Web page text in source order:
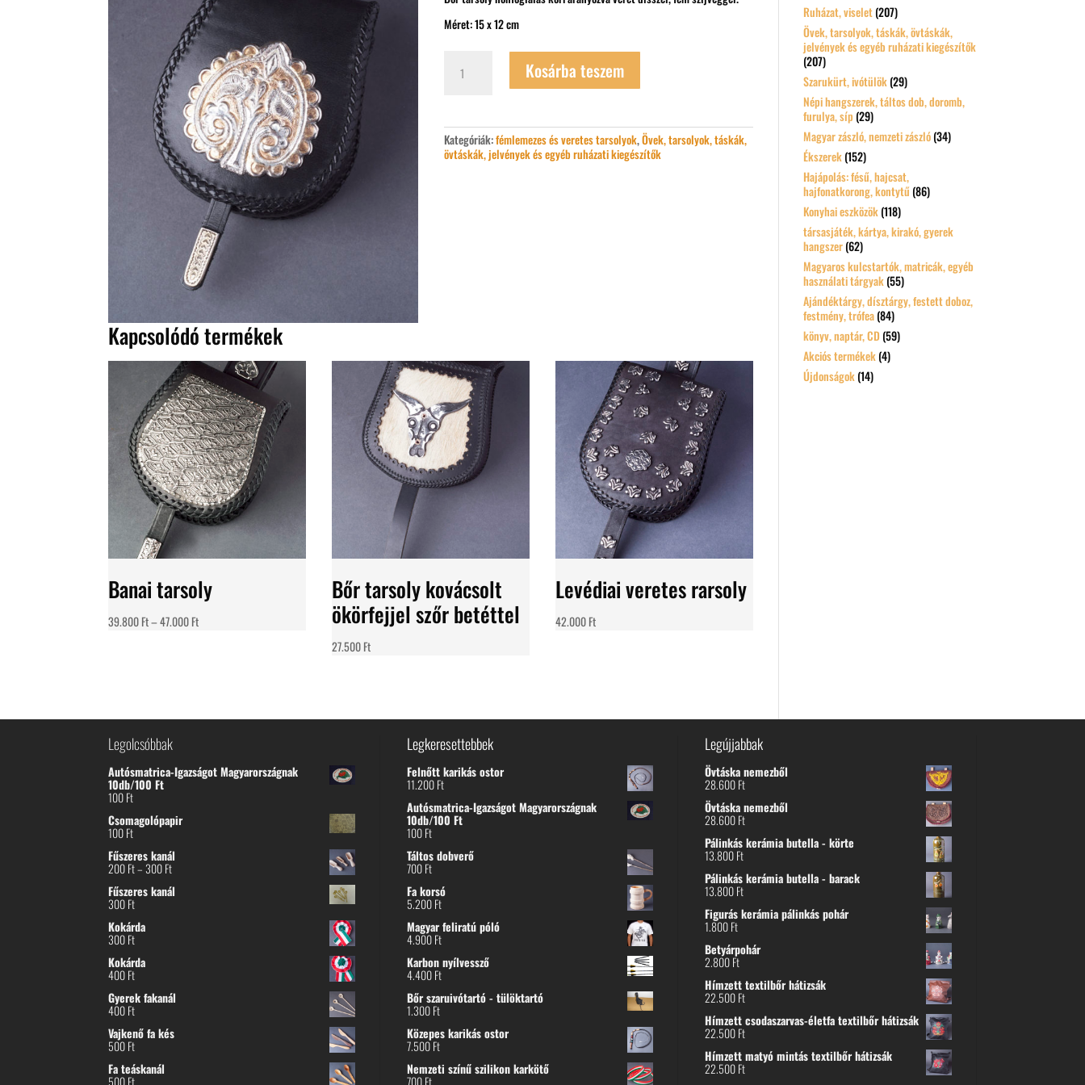
Méret: 15 x 12 cm
tarsoly
Kosárba teszem
Kategóriák:fémlemezes és veretes tarsolyok,Övek, tarsolyok, táskák,
övtáskák, jelvények és egyéb ruházati kiegészítők
Kapcsolódó termékek
Banai tarsoly
39.800Ft–47.000FtÁrtartomány:
Bőr tarsoly kovácsolt
ökörfejjel szőr betéttel
27.500Ft
Levédiai veretes rarsoly
42.000Ft
Ruházat, viselet(207)
Övek, tarsolyok, táskák, övtáskák,
jelvények és egyéb ruházati kiegészítők
(207)
Szarukürt, ivótülök(29)
Népi hangszerek, táltos dob, doromb,
furulya, síp (29)
Magyar zászló, nemzeti zászló(34)
Ékszerek(152)
Hajápolás: fésű, hajcsat,
hajfonatkorong, kontytű(86)
Konyhai eszközök(118)
társasjáték, kártya, kirakó, gyerek
hangszer(62)
Magyaros kulcstartók, matricák, egyéb
használati tárgyak(55)
Ajándéktárgy, dísztárgy, festett doboz,
festmény, trófea(84)
könyv, naptár, CD (59)
Akciós termékek(4)
Újdonságok(14)
Legolcsóbbak
Autósmatrica-Igazságot Magyarországnak
10db/100 Ft
100Ft
Csomagolópapir
100Ft
Fűszeres kanál
200Ft– 300FtÁrtartomány:
-
Fűszeres kanál
300Ft
Kokárda
300Ft
Kokárda
400Ft
Gyerek fakanál
400Ft
Vajkenő fa kés
500Ft
Fa teáskanál
500Ft
Legkeresettebbek
Felnőtt karikás ostor
11.200Ft
Autósmatrica-Igazságot Magyarországnak
10db/100 Ft
100Ft
Táltos dobverő
700Ft
Fa korsó
5.200Ft
Magyar feliratú póló
4.900Ft
Karbon nyílvessző
4.400Ft
Bőr szaruivótartó - tülöktartó
1.300Ft
Közepes karikás ostor
7.500Ft
Nemzeti színű szilikon karkötő
700Ft
Legújjabbak
Övtáska nemezből
28.600Ft
Övtáska nemezből
28.600Ft
Pálinkás kerámia butella - körte
13.800Ft
Pálinkás kerámia butella - barack
13.800Ft
Figurás kerámia pálinkás pohár
1.800Ft
Betyárpohár
2.800Ft
Hímzett textilbőr hátizsák
22.500Ft
Hímzett csodaszarvas-életfa textilbőr hátizsák
22.500Ft
Hímzett matyó mintás textilbőr hátizsák
22.500Ft